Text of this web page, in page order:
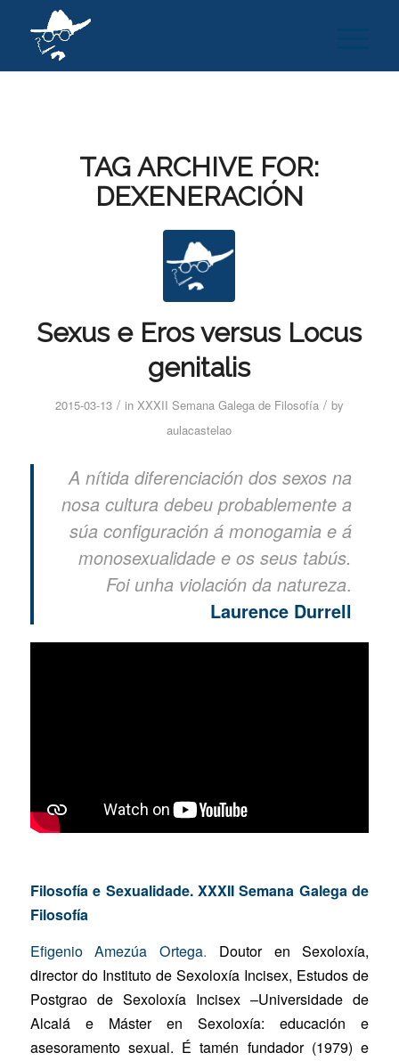
TAG ARCHIVE FOR:
DEXENERACIÓN
Sexus e Eros versus Locus
genitalis
2015-03-13 / in XXXII Semana Galega de Filosofía / by
aulacastelao
A nítida diferenciación dos sexos na
nosa cultura debeu probablemente a
súa configuración á monogamia e á
monosexualidade e os seus tabús.
Foi unha violación da natureza.
Laurence Durrell
Filosofía e Sexualidade. XXXII Semana Galega de
Filosofía
Efigenio Amezúa Ortega. Doutor en Sexoloxía,
director do Instituto de Sexoloxía Incisex, Estudos de
Postgrao de Sexoloxía Incisex –Universidade de
Alcalá e Máster en Sexoloxía: educación e
asesoramento sexual. É tamén fundador (1979) e